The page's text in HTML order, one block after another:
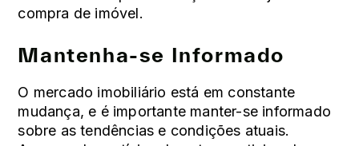
compra de imóvel.
Mantenha-se Informado
O mercado imobiliário está em constante
mudança, e é importante manter-se informado
sobre as tendências e condições atuais.